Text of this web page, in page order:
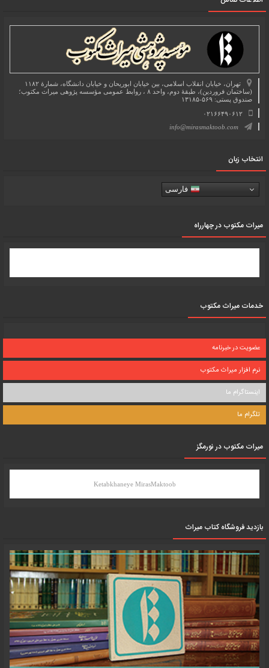
تهران، خیابان انقلاب اسلامی، بین خیابان ابوریحان و خیابان دانشگاه، شمارۀ ۱۱۸۲
(ساختمان فروردین)، طبقۀ دوم، واحد ۸ ، روابط عمومی مؤسسه پژوهی میراث مکتوب؛
صندوق پستی: ۵۶۹-۱۳۱۸۵
۰۲۱۶۶۴۹۰۶۱۲
info@mirasmaktoob.com
انتخاب زبان
فارسی
میرات مکتوب در چهارراه
خدمات میراث مکتوب
عضویت در خبرنامه
نرم افزار میراث مکتوب
اینستاگرام ما
تلگرام ما
میرات مکتوب در نورمگز
Ketabkhaneye MirasMaktoob
بازدید فروشگاه کتاب میراث